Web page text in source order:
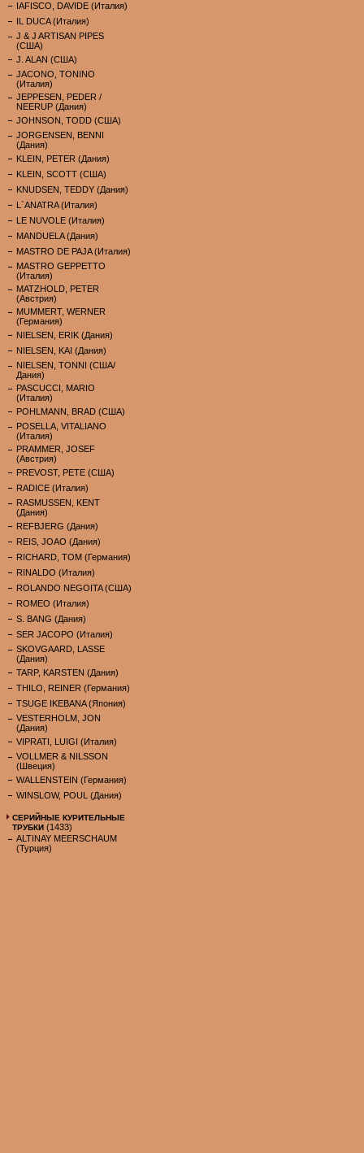
IAFISCO, DAVIDE (Италия)
IL DUCA (Италия)
J & J ARTISAN PIPES
(США)
J. ALAN (США)
JACONO, TONINO
(Италия)
JEPPESEN, PEDER /
NEERUP (Дания)
JOHNSON, TODD (США)
JORGENSEN, BENNI
(Дания)
KLEIN, PETER (Дания)
KLEIN, SCOTT (США)
KNUDSEN, TEDDY (Дания)
L`ANATRA (Италия)
LE NUVOLE (Италия)
MANDUELA (Дания)
MASTRO DE PAJA (Италия)
MASTRO GEPPETTO
(Италия)
MATZHOLD, PETER
(Австрия)
MUMMERT, WERNER
(Германия)
NIELSEN, ERIK (Дания)
NIELSEN, KAI (Дания)
NIELSEN, TONNI (США/
Дания)
PASCUCCI, MARIO
(Италия)
POHLMANN, BRAD (США)
POSELLA, VITALIANO
(Италия)
PRAMMER, JOSEF
(Австрия)
PREVOST, PETE (США)
RADICE (Италия)
RASMUSSEN, KENT
(Дания)
REFBJERG (Дания)
REIS, JOAO (Дания)
RICHARD, TOM (Германия)
RINALDO (Италия)
ROLANDO NEGOITA (США)
ROMEO (Италия)
S. BANG (Дания)
SER JACOPO (Италия)
SKOVGAARD, LASSE
(Дания)
TARP, KARSTEN (Дания)
THILO, REINER (Германия)
TSUGE IKEBANA (Япония)
VESTERHOLM, JON
(Дания)
VIPRATI, LUIGI (Италия)
VOLLMER & NILSSON
(Швеция)
WALLENSTEIN (Германия)
WINSLOW, POUL (Дания)
СЕРИЙНЫЕ КУРИТЕЛЬНЫЕ
ТРУБКИ (1433)
ALTINAY MEERSCHAUM
(Турция)